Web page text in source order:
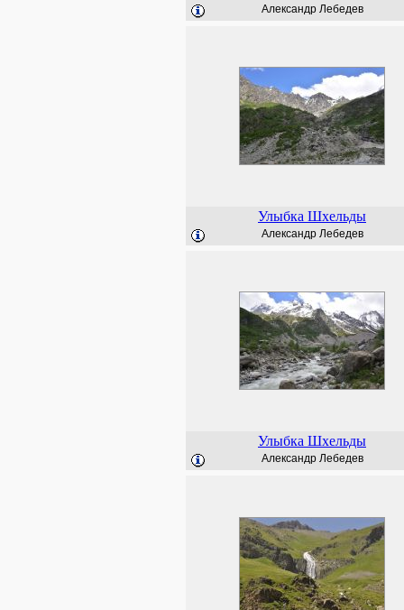
Александр Лебедев
Улыбка Шхельды
Александр Лебедев
Улыбка Шхельды
Александр Лебедев